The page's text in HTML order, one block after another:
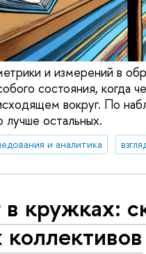
и измерений в
состояния, когда
вокруг. По
лучше остальных.
и аналитика
в кружках:
коллективов